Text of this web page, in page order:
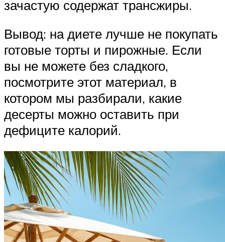
зачастую содержат трансжиры.
Вывод: на диете лучше не покупать
готовые торты и пирожные. Если
вы не можете без сладкого,
посмотрите этот материал, в
котором мы разбирали, какие
десерты можно оставить при
дефиците калорий.